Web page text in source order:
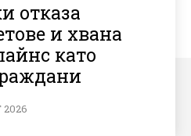
отказа
и хвана
като